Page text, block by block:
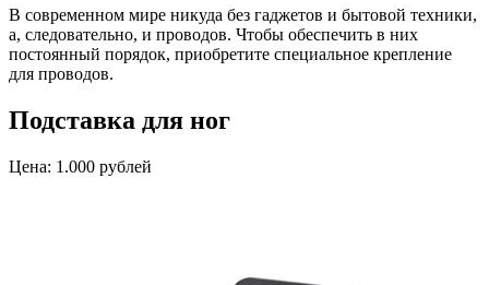
В современном мире никуда без гаджетов и бытовой техники,
а, следовательно, и проводов. Чтобы обеспечить в них
постоянный порядок, приобретите специальное крепление
для проводов.
Подставка для ног
Цена: 1.000 рублей